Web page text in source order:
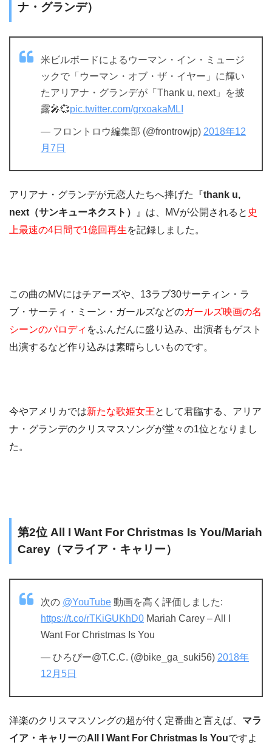
ナ・グランデ）
米ビルボードによるウーマン・イン・ミュージ
ックで「ウーマン・オブ・ザ・イヤー」に輝い
たアリアナ・グランデが「Thank u, next」を披
露🎤💞pic.twitter.com/grxoakaMLI
— フロントロウ編集部 (@frontrowjp) 2018年12
月7日
アリアナ・グランデが元恋人たちへ捧げた『thank u,
next（サンキューネクスト）
』は、MVが公開されると 史
上最速の4日間で1億回再生を記録しました。
この曲のMVにはチアーズや、13ラブ30サーティン・ラ
ブ・サーティ・ミーン・ガールズなどのガールズ映画の名
シーンのパロディ をふんだんに盛り込み、出演者もゲスト
出演するなど作り込みは素晴らしいものです。
今やアメリカでは新たな歌姫女王として君臨する、アリア
ナ・グランデのクリスマスソングが堂々の1位となりまし
た。
第2位 All I Want For Christmas Is You/Mariah
Carey（マライア・キャリー）
次の @YouTube 動画を高く評価しました:
https://t.co/rTKiGUKhD0 Mariah Carey – All I
Want For Christmas Is You
— ひろぴー@T.C.C. (@bike_ga_suki56) 2018年
12月5日
洋楽のクリスマスソングの超が付く定番曲と言えば、 マラ
イア・キャリーのAll I Want For Christmas Is Youですよ